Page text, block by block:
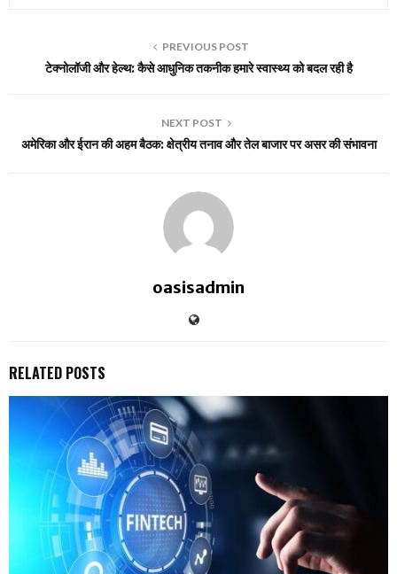
PREVIOUS POST
टेक्नोलॉजी और हेल्थ: कैसे आधुनिक तकनीक हमारे स्वास्थ्य को बदल रही है
NEXT POST
अमेरिका और ईरान की अहम बैठक: क्षेत्रीय तनाव और तेल बाजार पर असर की संभावना
oasisadmin
RELATED POSTS